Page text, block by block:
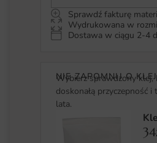
Sprawdź fakturę
Wydrukowana w
Dostawa w ciągu 2-4
NIE ZAPOMNIJ O
Wybierz sprawdzony klej,
doskonałą przyczepność
lata.